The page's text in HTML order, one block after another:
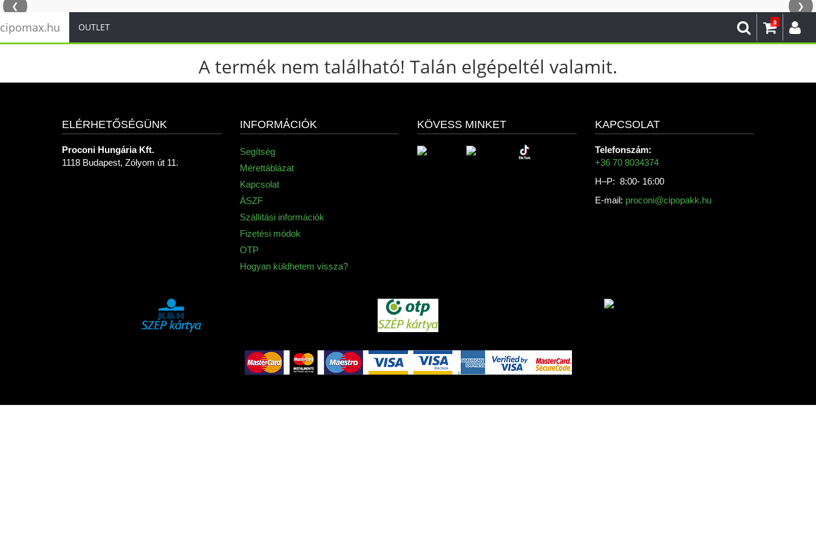
❮ ❯
cipomax.hu 0
OUTLET
A termék nem található! Talán elgépeltél valamit.
ELÉRHETŐSÉGÜNK
Proconi Hungária Kft.
1118 Budapest, Zólyom út 11.
INFORMÁCIÓK
Segítség
Mérettáblázat
Kapcsolat
ÁSZF
Szállítási információk
Fizetési módok
OTP
Hogyan küldhetem vissza?
KÖVESS MINKET KAPCSOLAT
Telefonszám:
+36 70 8034374
H–P: 8:00- 16:00
E-mail: proconi@cipopakk.hu